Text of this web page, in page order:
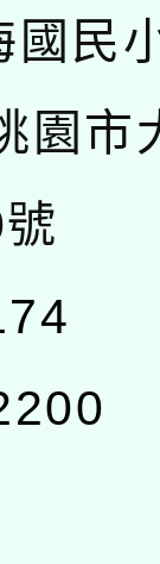
國民
園市